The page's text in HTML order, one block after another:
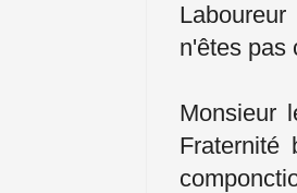
n'êtes pas
Monsieur
Fraternité